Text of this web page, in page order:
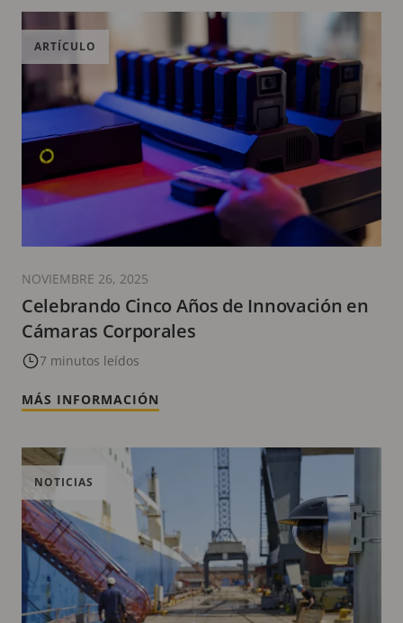
Celebrando Cinco Años de Innovación en
Cámaras Corporales
7 minutos leídos
ARTÍCULO
NOVIEMBRE 26, 2025
MÁS INFORMACIÓN
NOTICIAS